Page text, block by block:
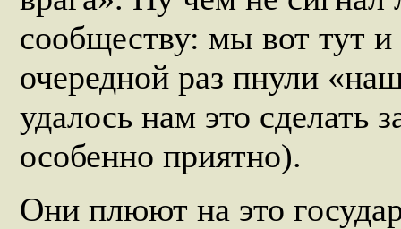
сообществу: мы вот тут
очередной раз пнули
удалось нам это сделать
особенно приятно).
Они плюют на это